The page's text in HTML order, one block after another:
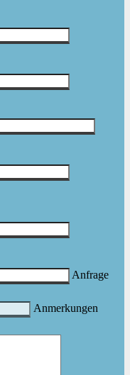
Anfrage
Anmerkungen